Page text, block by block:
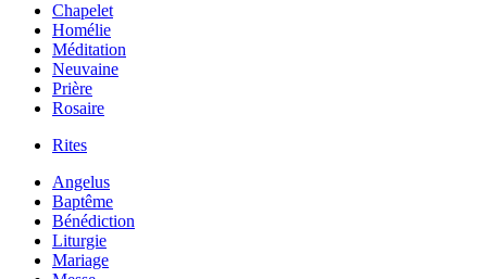
Chapelet
Homélie
Méditation
Neuvaine
Prière
Rosaire
Rites
Angelus
Baptême
Bénédiction
Liturgie
Mariage